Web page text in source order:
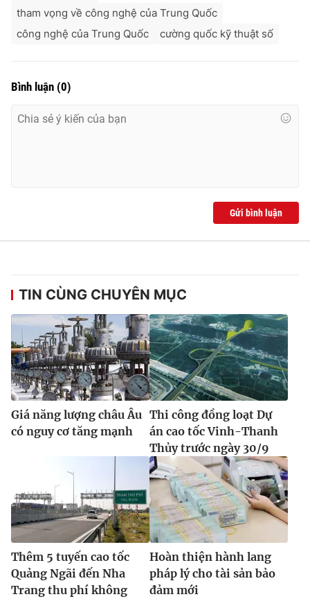
tham vọng về công nghệ của Trung Quốc
công nghệ của Trung Quốc
cường quốc kỹ thuật số
Bình luận (0)
Gửi bình luận
TIN CÙNG CHUYÊN MỤC
Giá năng lượng châu Âu
có nguy cơ tăng mạnh
Thi công đồng loạt Dự
án cao tốc Vinh-Thanh
Thủy trước ngày 30/9
Thêm 5 tuyến cao tốc
Quảng Ngãi đến Nha
Trang thu phí không
Hoàn thiện hành lang
pháp lý cho tài sản bảo
đảm mới